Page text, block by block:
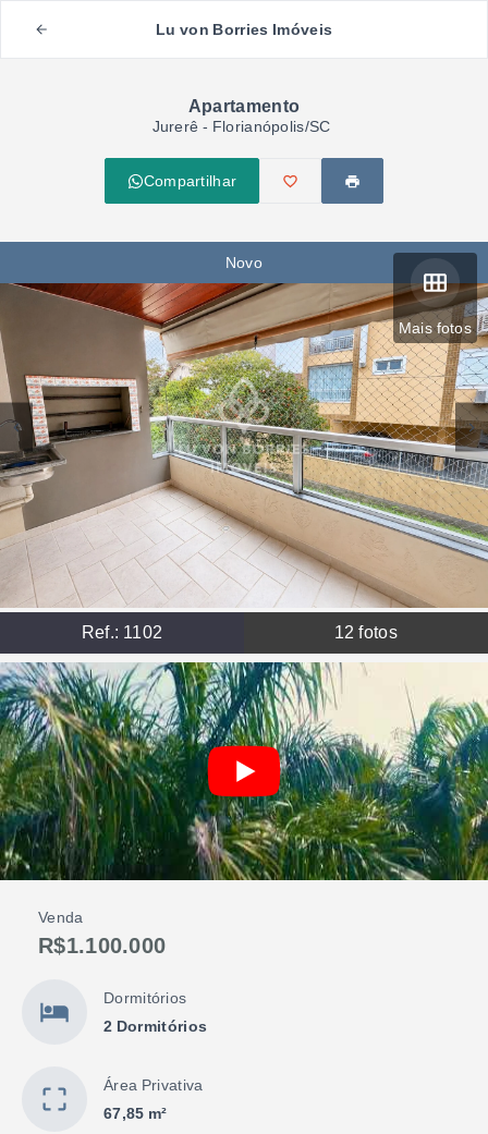
Lu von Borries Imóveis
Apartamento
Jurerê - Florianópolis/SC
Compartilhar
Mais fotos
Ref.: 1102 12 fotos
Novo
Venda
R$1.100.000
Dormitórios
2 Dormitórios
Área Privativa
67,85 m²